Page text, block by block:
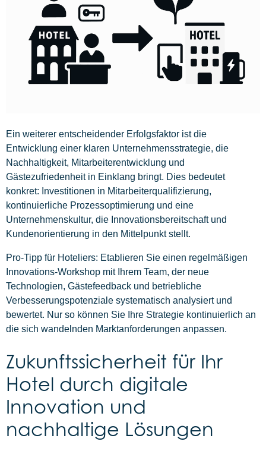
Ein weiterer entscheidender Erfolgsfaktor ist die
Entwicklung einer klaren Unternehmensstrategie, die
Nachhaltigkeit, Mitarbeiterentwicklung und
Gästezufriedenheit in Einklang bringt. Dies bedeutet
konkret: Investitionen in Mitarbeiterqualifizierung,
kontinuierliche Prozessoptimierung und eine
Unternehmenskultur, die Innovationsbereitschaft und
Kundenorientierung in den Mittelpunkt stellt.
Pro-Tipp für Hoteliers: Etablieren Sie einen regelmäßigen
Innovations-Workshop mit Ihrem Team, der neue
Technologien, Gästefeedback und betriebliche
Verbesserungspotenziale systematisch analysiert und
bewertet. Nur so können Sie Ihre Strategie kontinuierlich an
die sich wandelnden Marktanforderungen anpassen.
Zukunftssicherheit für Ihr
Hotel durch digitale
Innovation und
nachhaltige Lösungen